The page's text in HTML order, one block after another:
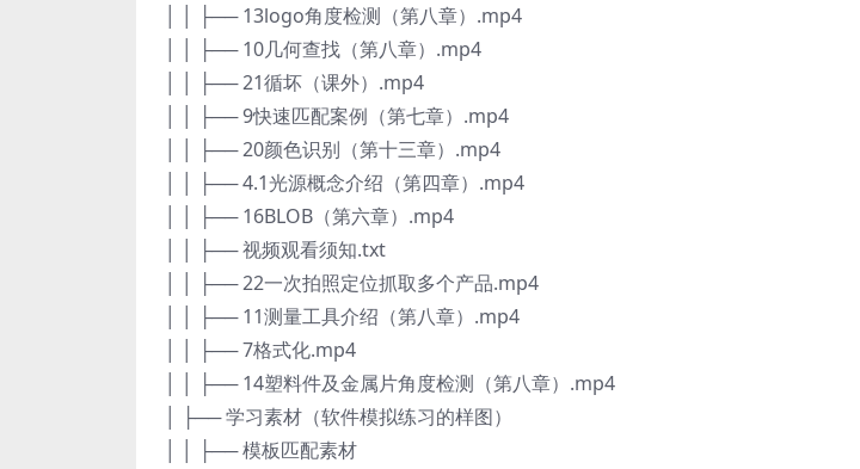
│ │ ├── 13logo角度检测（第八章）.mp4
│ │ ├── 10几何查找（第八章）.mp4
│ │ ├── 21循坏（课外）.mp4
│ │ ├── 9快速匹配案例（第七章）.mp4
│ │ ├── 20颜色识别（第十三章）.mp4
│ │ ├── 4.1光源概念介绍（第四章）.mp4
│ │ ├── 16BLOB（第六章）.mp4
│ │ ├── 视频观看须知.txt
│ │ ├── 22一次拍照定位抓取多个产品.mp4
│ │ ├── 11测量工具介绍（第八章）.mp4
│ │ ├── 7格式化.mp4
│ │ ├── 14塑料件及金属片角度检测（第八章）.mp4
│ ├── 学习素材（软件模拟练习的样图）
│ │ ├── 模板匹配素材